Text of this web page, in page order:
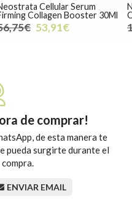
30Ml
Neutrogena Bright
Crema 50Ml
17,24€
de comprar!
de esta manera te
pueda surgirte durante el
ENVIAR EMAIL